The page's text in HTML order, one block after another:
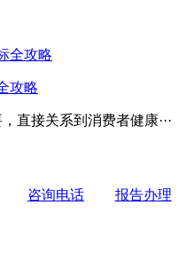
攻略
直接关系到消费者健康···
咨询电话 报告办理